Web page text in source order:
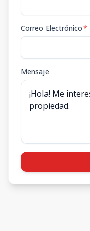
Correo Electrónico*
Mensaje